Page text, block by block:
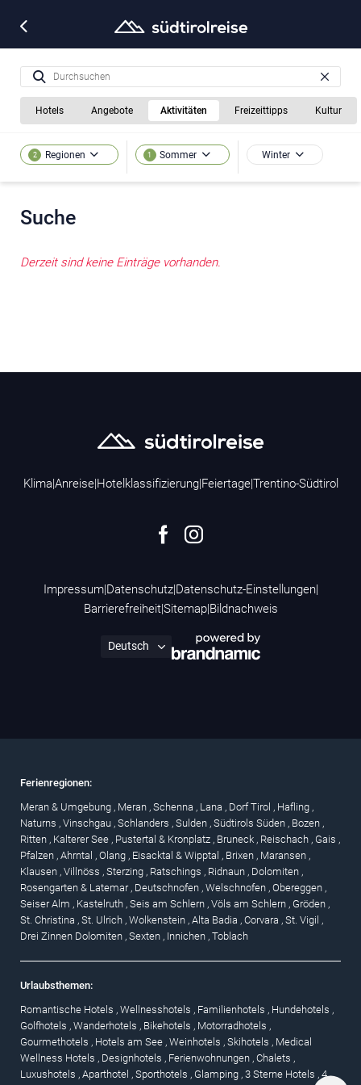
Hotels Angebote Aktivitäten Freizeittipps Kultur
2 Regionen 1 Sommer Winter
Suche
Derzeit sind keine Einträge vorhanden.
Klima Anreise| Hotelklassifizierung| Feiertage|Trentino-Südtirol
Impressum| Datenschutz| Datenschutz-Einstellungen|
Barrierefreiheit|Sitemap| Bildnachweis
Ferienregionen:
Meran & Umgebung , Meran , Schenna , Lana , Dorf Tirol , Hafling ,
Naturns , Vinschgau , Schlanders , Sulden , Südtirols Süden , Bozen ,
Ritten , Kalterer See , Pustertal & Kronplatz , Bruneck , Reischach , Gais ,
Pfalzen , Ahrntal , Olang , Eisacktal & Wipptal , Brixen , Maransen ,
Klausen , Villnöss , Sterzing , Ratschings , Ridnaun , Dolomiten ,
Rosengarten & Latemar , Deutschnofen , Welschnofen , Obereggen ,
Seiser Alm , Kastelruth , Seis am Schlern , Völs am Schlern , Gröden ,
St. Christina , St. Ulrich , Wolkenstein , Alta Badia , Corvara , St. Vigil ,
Drei Zinnen Dolomiten , Sexten , Innichen , Toblach
Urlaubsthemen:
Romantische Hotels , Wellnesshotels , Familienhotels , Hundehotels ,
Golfhotels , Wanderhotels , Bikehotels , Motorradhotels ,
Gourmethotels , Hotels am See , Weinhotels , Skihotels , Medical
Wellness Hotels , Designhotels , Ferienwohnungen , Chalets ,
Luxushotels , Aparthotel , Sporthotels , Glamping , 3 Sterne Hotels , 4